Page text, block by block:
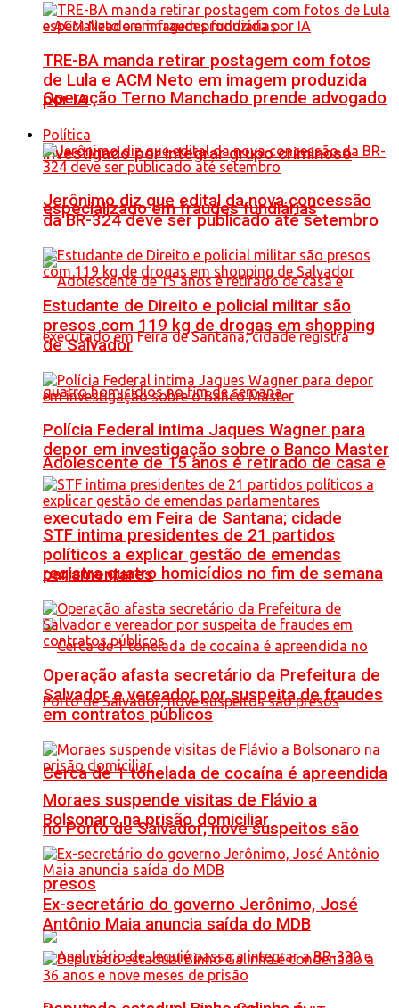
Operação Terno Manchado prende advogado
investigado por integrar grupo criminoso
especializado em fraudes fundiárias
Adolescente de 15 anos é retirado de casa e
executado em Feira de Santana; cidade
registra quatro homicídios no fim de semana
Cerca de 1 tonelada de cocaína é apreendida
no Porto de Salvador; nove suspeitos são
presos
TRE-BA manda retirar postagem com fotos
de Lula e ACM Neto em imagem produzida
por IA
Política
Jerônimo diz que edital da nova concessão
da BR-324 deve ser publicado até setembro
Estudante de Direito e policial militar são
presos com 119 kg de drogas em shopping
de Salvador
Polícia Federal intima Jaques Wagner para
depor em investigação sobre o Banco Master
STF intima presidentes de 21 partidos
políticos a explicar gestão de emendas
parlamentares
Operação afasta secretário da Prefeitura de
Salvador e vereador por suspeita de fraudes
em contratos públicos
Moraes suspende visitas de Flávio a
Bolsonaro na prisão domiciliar
Ex-secretário do governo Jerônimo, José
Antônio Maia anuncia saída do MDB